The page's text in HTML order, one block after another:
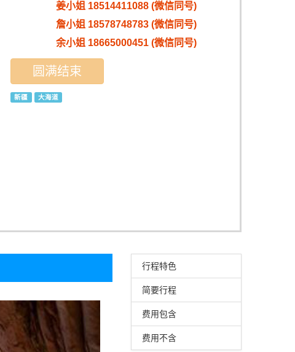
姜小姐 18514411088 (微信同号)
詹小姐 18578748783 (微信同号)
余小姐 18665000451 (微信同号)
圆满结束
新疆 大海道
行程特色
简要行程
费用包含
费用不含